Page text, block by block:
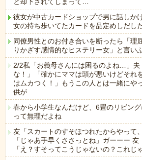
と却下されてしまって…
彼女が中古カードショップで男に話しか
女の持ち歩いてたカードを品定めしだし
同僚男性とのお付き合いを断ったら「理
りかざす感情的なヒステリー女」と言い
2/2私「お義母さんには困るのよね…」夫
な！」「確かにママは頭が悪いけどそれ
はムカつく！」もうこの人とは一緒にや
供が
春から小学生なんだけど、6畳のリビン
って無理だよね
友「スカートのすそほつれたからやって
「じゃあ手早くささっとね」ガーーー
「え？すそってこうじゃないの？これじ